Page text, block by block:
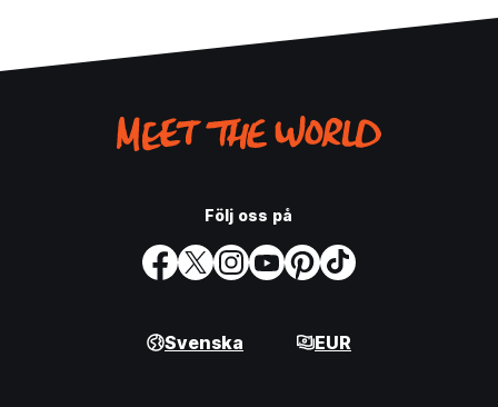
Följ oss på
Svenska EUR